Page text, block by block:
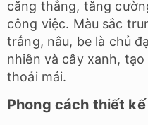
căng thẳng, tăng
công việc. Màu sắc
trắng, nâu, be là chủ
nhiên và cây xanh,
thoải mái.
Phong cách thiết